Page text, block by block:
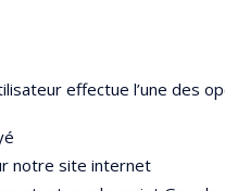
effectue l’une des
notre site internet